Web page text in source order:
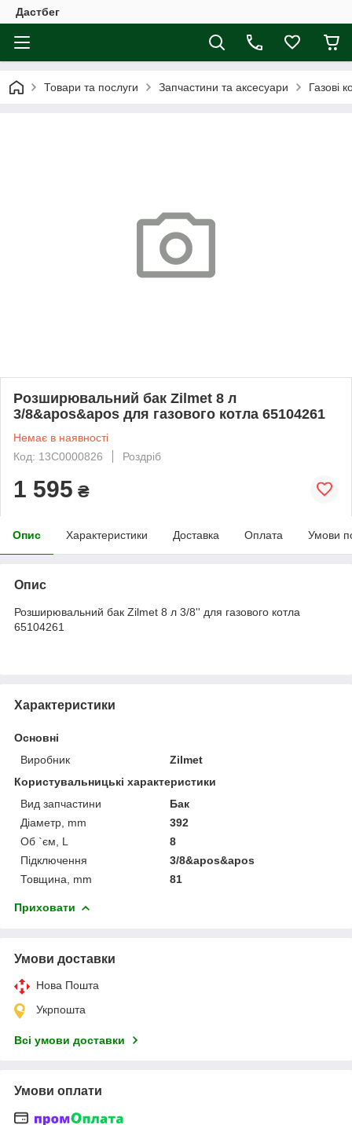
Дастбег
Товари та послуги Запчастини та аксесуари Газові
Розширювальний бак Zilmet 8 л
3/8&apos&apos для газового котла 65104261
Немає в наявності
Код: 13C0000826
Роздріб
1 595 ₴
Опис Характеристики Доставка Оплата Умови
Опис
Розширювальний бак Zilmet 8 л 3/8'' для газового котла
65104261
Характеристики
Основні
Виробник
Zilmet
Користувальницькі характеристики
Вид запчастини
Бак
Діаметр, mm
392
Об `єм, L
8
Підключення
3/8&apos&apos
Товщина, mm
81
Приховати
Умови доставки
Нова Пошта
Укрпошта
Всі умови доставки
Умови оплати